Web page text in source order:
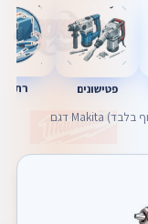
פטישונים
› מברגה/מקדחה נטענת 18V (גוף בלבד) Makita דגם